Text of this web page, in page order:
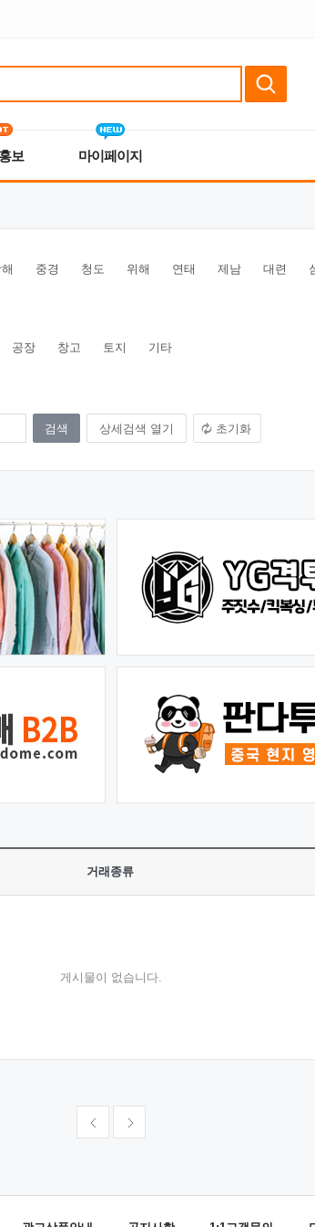
보 마이페이지
중경 청도 위해 연태 제남 대련
공장 창고 토지 기타
상세검색 열기 초기화
거래종류
게시물이 없습니다.